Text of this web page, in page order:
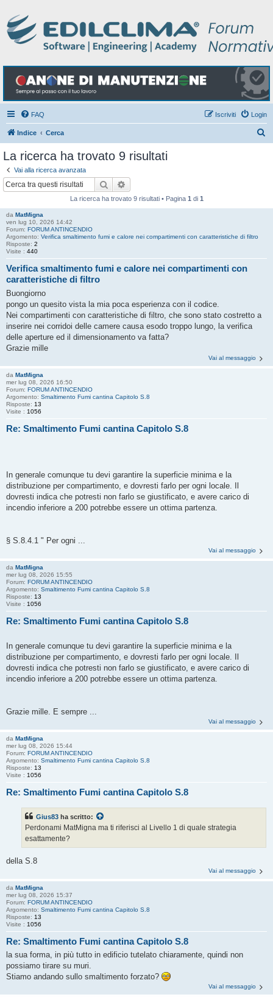
FAQ Login
Iscriviti
Indice Cerca
La ricerca ha trovato 9 risultati
Vai alla ricerca avanzata
Cerca
La ricerca ha trovato 9 risultati • Pagina 1 di 1
da MatMigna
ven lug 10, 2026 14:42
Forum: FORUM ANTINCENDIO
Argomento: Verifica smaltimento fumi e calore nei compartimenti con caratteristiche di filtro
Risposte: 2
Visite : 440
Verifica smaltimento fumi e calore nei compartimenti con
caratteristiche di filtro
Buongiorno
pongo un quesito vista la mia poca esperienza con il codice.
Nei compartimenti con caratteristiche di filtro, che sono stato costretto a
inserire nei corridoi delle camere causa esodo troppo lungo, la verifica
delle aperture ed il dimensionamento va fatta?
Grazie mille
Vai al messaggio
da MatMigna
mer lug 08, 2026 16:50
Forum: FORUM ANTINCENDIO
Argomento: Smaltimento Fumi cantina Capitolo S.8
Risposte: 13
Visite : 1056
Re: Smaltimento Fumi cantina Capitolo S.8
In generale comunque tu devi garantire la superficie minima e la
distribuzione per compartimento, e dovresti farlo per ogni locale. Il
dovresti indica che potresti non farlo se giustificato, e avere carico di
incendio inferiore a 200 potrebbe essere un ottima partenza.
§ S.8.4.1 " Per ogni ...
Vai al messaggio
da MatMigna
mer lug 08, 2026 15:55
Forum: FORUM ANTINCENDIO
Argomento: Smaltimento Fumi cantina Capitolo S.8
Risposte: 13
Visite : 1056
Re: Smaltimento Fumi cantina Capitolo S.8
In generale comunque tu devi garantire la superficie minima e la
distribuzione per compartimento, e dovresti farlo per ogni locale. Il
dovresti indica che potresti non farlo se giustificato, e avere carico di
incendio inferiore a 200 potrebbe essere un ottima partenza.
Grazie mille. E sempre ...
Vai al messaggio
da MatMigna
mer lug 08, 2026 15:44
Forum: FORUM ANTINCENDIO
Argomento: Smaltimento Fumi cantina Capitolo S.8
Risposte: 13
Visite : 1056
Re: Smaltimento Fumi cantina Capitolo S.8
Gius83 ha scritto:
Perdonami MatMigna ma ti riferisci al Livello 1 di quale strategia
esattamente?
della S.8
Vai al messaggio
da MatMigna
mer lug 08, 2026 15:37
Forum: FORUM ANTINCENDIO
Argomento: Smaltimento Fumi cantina Capitolo S.8
Risposte: 13
Visite : 1056
Re: Smaltimento Fumi cantina Capitolo S.8
la sua forma, in più tutto in edificio tutelato chiaramente, quindi non
possiamo tirare su muri.
Stiamo andando sullo smaltimento forzato?
Vai al messaggio